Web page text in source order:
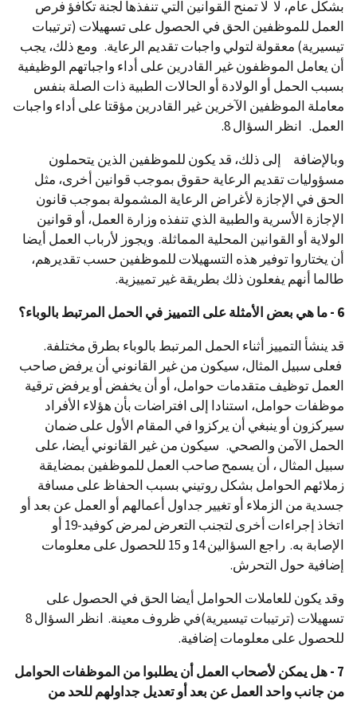
بشكل عام، لا لا تمنح القوانين التي تنفذها لجنة تكافؤ فرص
العمل للموظفين الحق في الحصول على تسهيلات (ترتيبات
تيسيرية) معقولة لتولي واجبات تقديم الرعاية. ومع ذلك، يجب
أن يعامل الموظفون غير القادرين على أداء واجباتهم الوظيفية
بسبب الحمل أو الولادة أو الحالات الطبية ذات الصلة بنفس
معاملة الموظفين الآخرين غير القادرين مؤقتا على أداء واجبات
العمل. انظر السؤال 8.
وبالإضافة إلى ذلك، قد يكون للموظفين الذين يتحملون
مسؤوليات تقديم الرعاية حقوق بموجب قوانين أخرى، مثل
الحق في الإجازة لأغراض الرعاية المشمولة بموجب قانون
الإجازة الأسرية والطبية الذي تنفذه وزارة العمل، أو قوانين
الولاية أو القوانين المحلية المماثلة. ويجوز لأرباب العمل أيضا
أن يختاروا توفير هذه التسهيلات للموظفين حسب تقديرهم،
طالما أنهم يفعلون ذلك بطريقة غير تمييزية.
6 - ما هي بعض الأمثلة على التمييز في الحمل المرتبط بالوباء؟
قد ينشأ التمييز أثناء الحمل المرتبط بالوباء بطرق مختلفة.
فعلى سبيل المثال، سيكون من غير القانوني أن يرفض صاحب
العمل توظيف متقدمات حوامل، أو أن يخفض أو يرفض ترقية
موظفات حوامل، استنادا إلى افتراضات بأن هؤلاء الأفراد
سيركزون أو ينبغي أن يركزوا في المقام الأول على ضمان
الحمل الآمن والصحي. سيكون من غير القانوني أيضا، على
سبيل المثال ، أن يسمح صاحب العمل للموظفين بمضايقة
زملائهم الحوامل بشكل روتيني بسبب الحفاظ على مسافة
جسدية من الزملاء أو تغيير جداول أعمالهم أو العمل عن بعد أو
اتخاذ إجراءات أخرى لتجنب التعرض لمرض كوفيد-19 أو
الإصابة به. راجع السؤالين 14 و 15 للحصول على معلومات
إضافية حول التحرش.
وقد يكون للعاملات الحوامل أيضا الحق في الحصول على
تسهيلات (ترتيبات تيسيرية)في ظروف معينة. انظر السؤال 8
للحصول على معلومات إضافية.
7 - هل يمكن لأصحاب العمل أن يطلبوا من الموظفات الحوامل
من جانب واحد العمل عن بعد أو تعديل جداولهم للحد من